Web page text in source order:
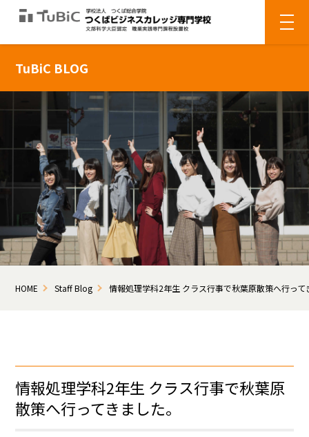
TuBiC BLOG
HOME Staff Blog 情報処理学科2年生 クラス行事で秋葉原散策へ行って
情報処理学科2年生 クラス行事で秋葉原
散策へ行ってきました。